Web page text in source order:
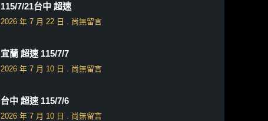
115/7/21台中 超速
2026 年 7 月 22 日 尚無留言
宜蘭 超速 115/7/7
2026 年 7 月 10 日 尚無留言
台中 超速 115/7/6
2026 年 7 月 10 日 尚無留言